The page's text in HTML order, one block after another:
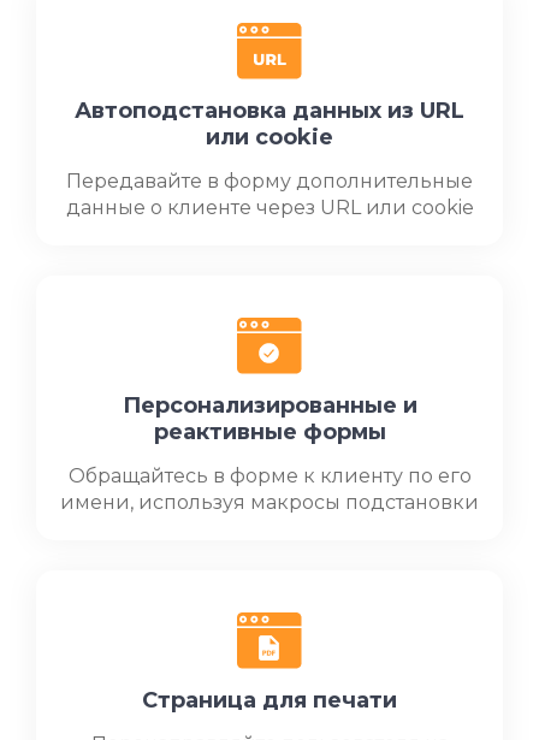
Автоподстановка данных из URL
или cookie
Передавайте в форму дополнительные
данные о клиенте через URL или cookie
Персонализированные и
реактивные формы
Обращайтесь в форме к клиенту по его
имени, используя макросы подстановки
Страница для печати